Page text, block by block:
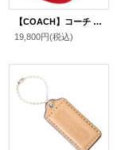
【COACH】コーチ ナイロン シグネチャー トラッカー ハット キャップ 帽子 レッド〔日本未発売〕
19,800円(税込)